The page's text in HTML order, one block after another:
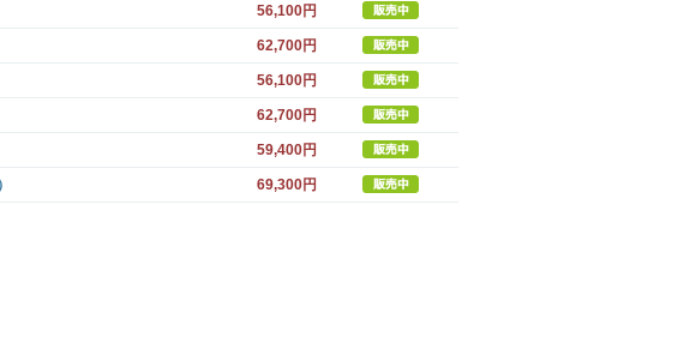
56,100円
62,700円
56,100円
62,700円
59,400円
69,300円